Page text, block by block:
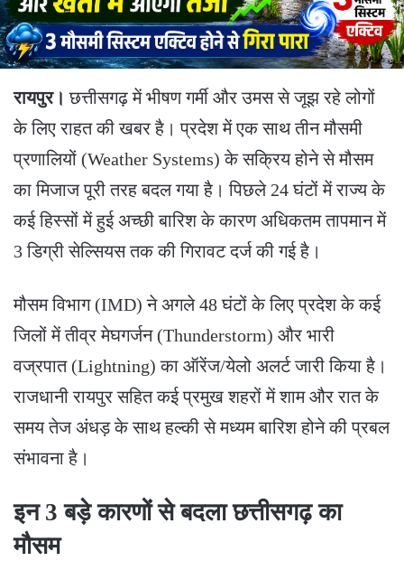
रायपुर। छत्तीसगढ़ में भीषण गर्मी और उमस से जूझ रहे लोगों
के लिए राहत की खबर है। प्रदेश में एक साथ तीन मौसमी
प्रणालियों (Weather Systems) के सक्रिय होने से मौसम
का मिजाज पूरी तरह बदल गया है। पिछले 24 घंटों में राज्य के
कई हिस्सों में हुई अच्छी बारिश के कारण अधिकतम तापमान में
3 डिग्री सेल्सियस तक की गिरावट दर्ज की गई है।
​मौसम विभाग (IMD) ने अगले 48 घंटों के लिए प्रदेश के कई
जिलों में तीव्र मेघगर्जन (Thunderstorm) और भारी
वज्रपात (Lightning) का ऑरेंज/येलो अलर्ट जारी किया है।
राजधानी रायपुर सहित कई प्रमुख शहरों में शाम और रात के
समय तेज अंधड़ के साथ हल्की से मध्यम बारिश होने की प्रबल
संभावना है।
​इन 3 बड़े कारणों से बदला छत्तीसगढ़ का
मौसम